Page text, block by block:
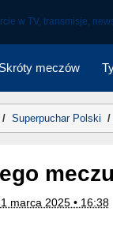
Skróty meczów
Superpuchar Polski /
marca 2025 • 16:38